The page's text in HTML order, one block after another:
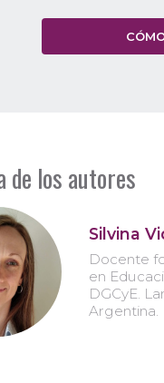
de los autores
Silvina
Docente
en
DGCyE.
Argentina.